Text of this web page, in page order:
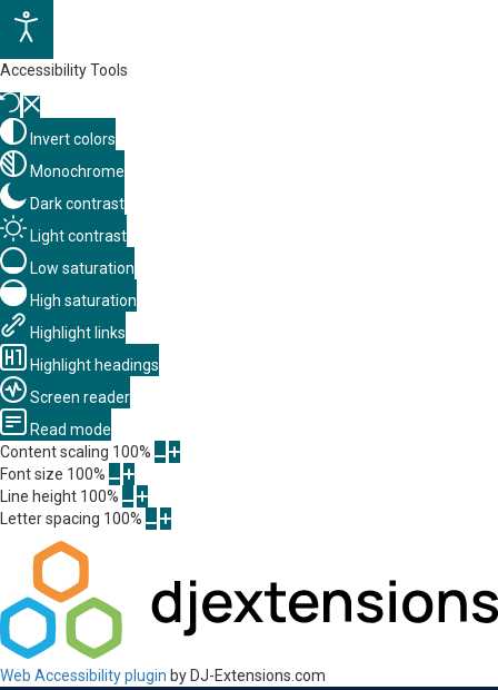
Accessibility Tools
Invert colors
Monochrome
Dark contrast
Light contrast
Low saturation
High saturation
Highlight links
Highlight headings
Screen reader
Read mode
Content scaling 100%
Font size 100%
Line height 100%
Letter spacing 100%
Web Accessibility plugin by DJ-Extensions.com